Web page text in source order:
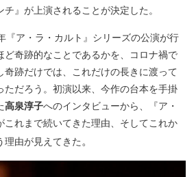
』が上演されることが決定した。
『ア・ラ・カルト』シリーズの公演が行
ど奇跡的なことであるかを、コロナ禍で
跡だけでは、これだけの長きに渡って
ただろう。初演以来、今作の台本を手掛
高泉淳子へのインタビューから、『ア・
これまで続いてきた理由、そしてこれか
理由が見えてきた。